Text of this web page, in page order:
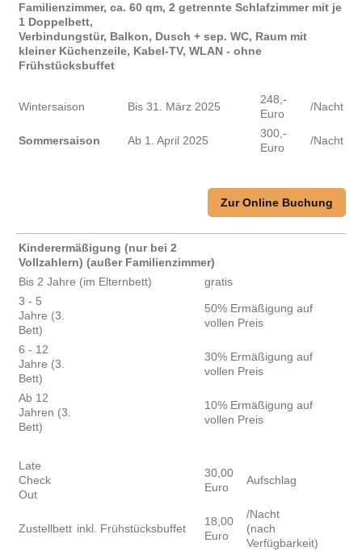
Familienzimmer, ca. 60 qm, 2 getrennte Schlafzimmer mit je
1 Doppelbett,
Verbindungstür, Balkon, Dusch + sep. WC, Raum mit
kleiner Küchenzeile, Kabel-TV, WLAN - ohne
Frühstücksbuffet
Wintersaison Bis 31. März 2025
248,-
Euro
/Nacht
Sommersaison Ab 1. April 2025
300,-
Euro
/Nacht
Zur Online Buchung
Kinderermäßigung (nur bei 2
Vollzahlern) (außer Familienzimmer)
Bis 2 Jahre (im Elternbett)
gratis
3 - 5
Jahre (3.
Bett)
50% Ermäßigung auf
vollen Preis
6 - 12
Jahre (3.
Bett)
30% Ermäßigung auf
vollen Preis
Ab 12
Jahren (3.
Bett)
10% Ermäßigung auf
vollen Preis
Late
Check
Out
30,00
Euro
Aufschlag
Zustellbett inkl. Frühstücksbuffet
18,00
Euro
/Nacht
(nach
Verfügbarkeit)